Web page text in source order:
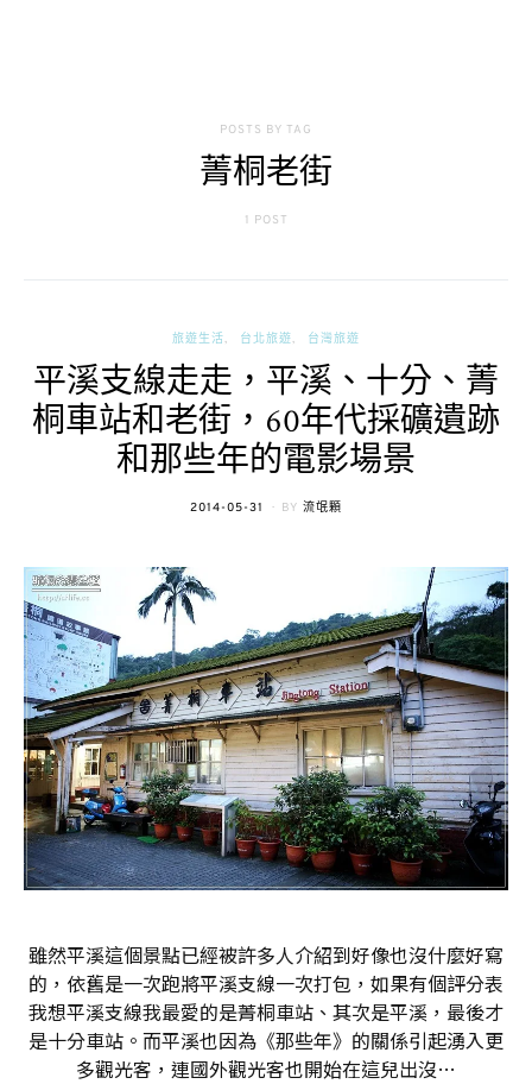
POSTS BY TAG
菁桐老街
1 POST
旅遊生活 台北旅遊 台灣旅遊
平溪支線走走，平溪、十分、菁
桐車站和老街，60年代採礦遺跡
和那些年的電影場景
POSTED
2014-05-31 BY 流氓顆
雖然平溪這個景點已經被許多人介紹到好像也沒什麼好寫
的，依舊是一次跑將平溪支線一次打包，如果有個評分表
我想平溪支線我最愛的是菁桐車站、其次是平溪，最後才
是十分車站。而平溪也因為《那些年》的關係引起湧入更
多觀光客，連國外觀光客也開始在這兒出沒…